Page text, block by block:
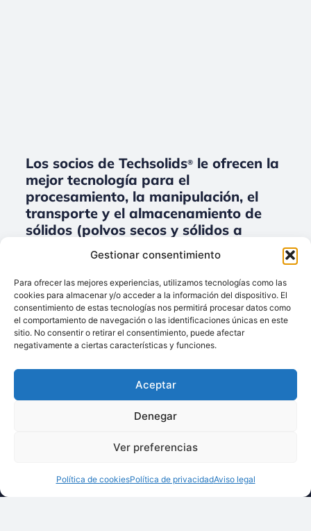
Gestionar consentimiento
Para ofrecer las mejores experiencias, utilizamos tecnologías como las
cookies para almacenar y/o acceder a la información del dispositivo. El
consentimiento de estas tecnologías nos permitirá procesar datos como
el comportamiento de navegación o las identificaciones únicas en este
sitio. No consentir o retirar el consentimiento, puede afectar
negativamente a ciertas características y funciones.
Aceptar
Denegar
Ver preferencias
Política de cookiesPolítica de privacidadAviso legal
Los socios de Techsolids®le ofrecen la
mejor tecnología para el
procesamiento, la manipulación, el
transporte y el almacenamiento de
sólidos (polvos secos y sólidos a
granel) para Accesorios.
Techsolids®está
empresas que
servicios para el
procesamiento de
Llámenos:
+34 93 238 68 68
Dónde estamos:
C/ Francisco Giner,
08012 Barcelona
Escríbanos:
info@techsolids.com
Síganos en redes